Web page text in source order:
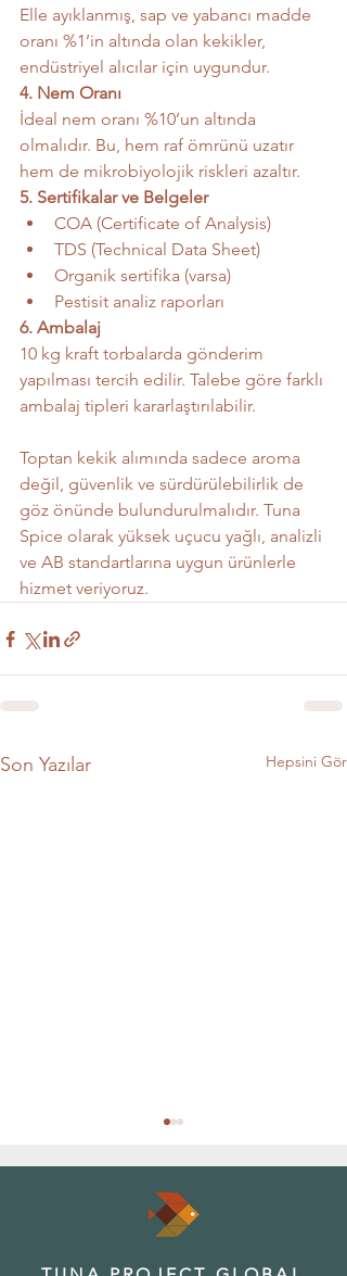
Elle ayıklanmış, sap ve yabancı madde
oranı %1’in altında olan kekikler,
endüstriyel alıcılar için uygundur.
4. Nem Oranı
İdeal nem oranı %10’un altında
olmalıdır. Bu, hem raf ömrünü uzatır
hem de mikrobiyolojik riskleri azaltır.
5. Sertifikalar ve Belgeler
COA (Certificate of Analysis)
TDS (Technical Data Sheet)
Organik sertifika (varsa)
Pestisit analiz raporları
6. Ambalaj
10 kg kraft torbalarda gönderim
yapılması tercih edilir. Talebe göre farklı
ambalaj tipleri kararlaştırılabilir.
Toptan kekik alımında sadece aroma
değil, güvenlik ve sürdürülebilirlik de
göz önünde bulundurulmalıdır. Tuna
Spice olarak yüksek uçucu yağlı, analizli
ve AB standartlarına uygun ürünlerle
hizmet veriyoruz.
Son Yazılar Hepsini Gör